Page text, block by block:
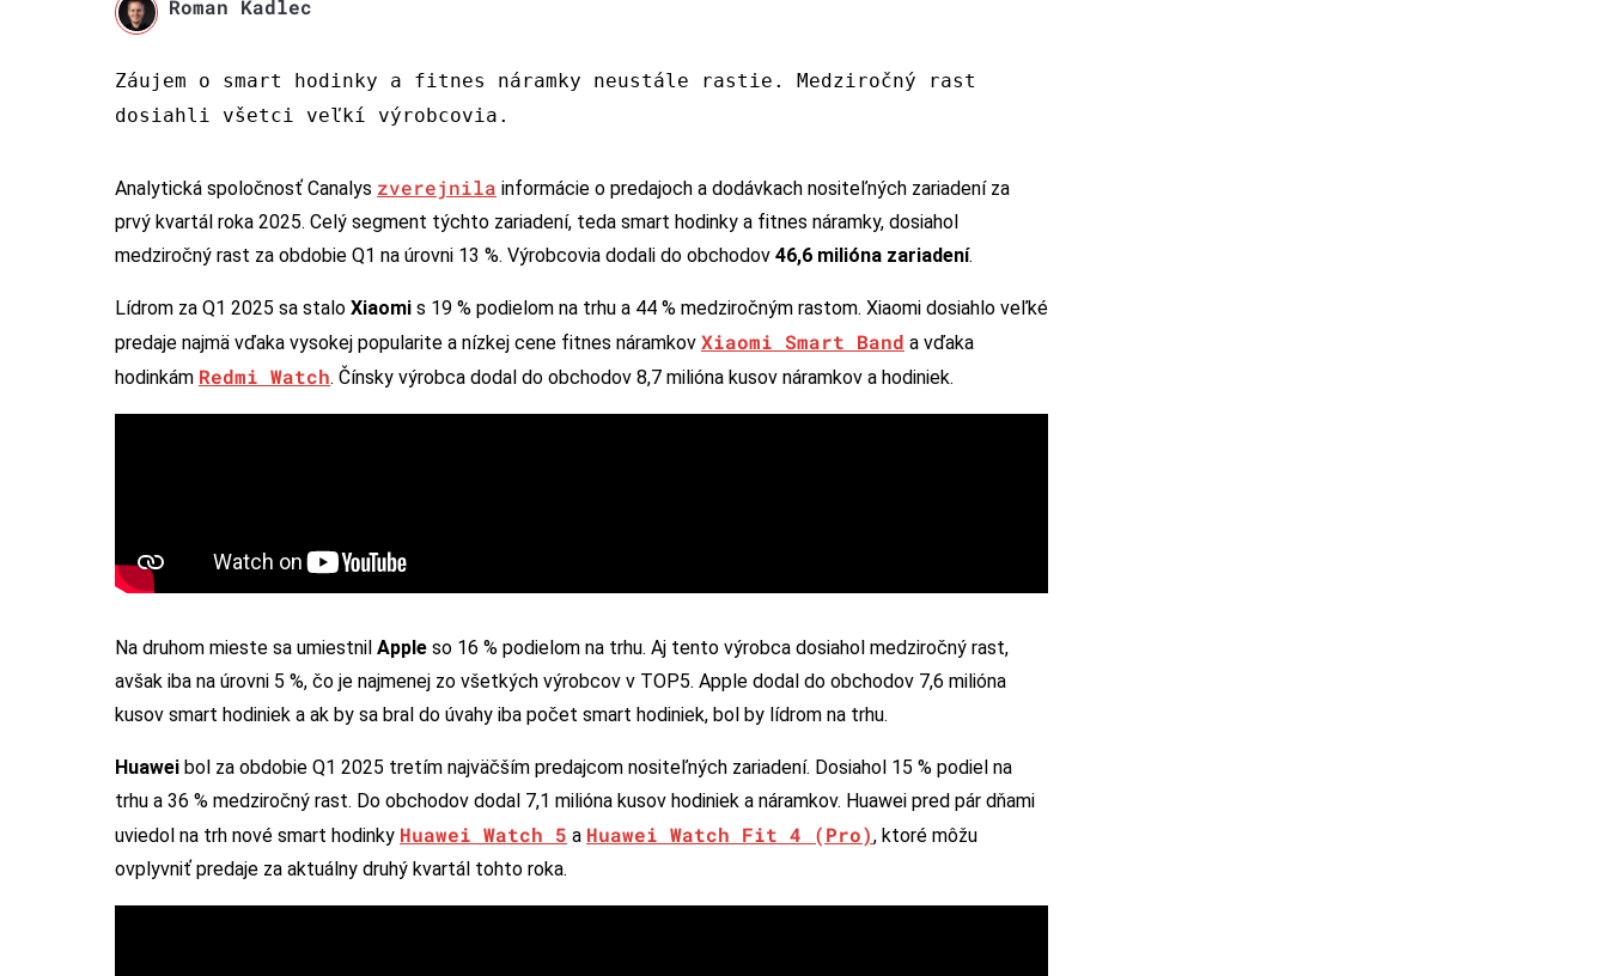
Roman Kadlec
Záujem o smart hodinky a fitnes náramky neustále rastie. Medziročný rast
dosiahli všetci veľkí výrobcovia.
Analytická spoločnosť Canalys zverejnila informácie o predajoch a dodávkach nositeľných zariadení za
prvý kvartál roka 2025. Celý segment týchto zariadení, teda smart hodinky a fitnes náramky, dosiahol
medziročný rast za obdobie Q1 na úrovni 13 %. Výrobcovia dodali do obchodov 46,6 milióna zariadení.
Lídrom za Q1 2025 sa stalo Xiaomi s 19 % podielom na trhu a 44 % medziročným rastom. Xiaomi dosiahlo veľké
predaje najmä vďaka vysokej popularite a nízkej cene fitnes náramkov Xiaomi Smart Band a vďaka
hodinkám Redmi Watch. Čínsky výrobca dodal do obchodov 8,7 milióna kusov náramkov a hodiniek.
Na druhom mieste sa umiestnil Apple so 16 % podielom na trhu. Aj tento výrobca dosiahol medziročný rast,
avšak iba na úrovni 5 %, čo je najmenej zo všetkých výrobcov v TOP5. Apple dodal do obchodov 7,6 milióna
kusov smart hodiniek a ak by sa bral do úvahy iba počet smart hodiniek, bol by lídrom na trhu.
Huawei bol za obdobie Q1 2025 tretím najväčším predajcom nositeľných zariadení. Dosiahol 15 % podiel na
trhu a 36 % medziročný rast. Do obchodov dodal 7,1 milióna kusov hodiniek a náramkov. Huawei pred pár dňami
uviedol na trh nové smart hodinky Huawei Watch 5 a Huawei Watch Fit 4 (Pro), ktoré môžu
ovplyvniť predaje za aktuálny druhý kvartál tohto roka.